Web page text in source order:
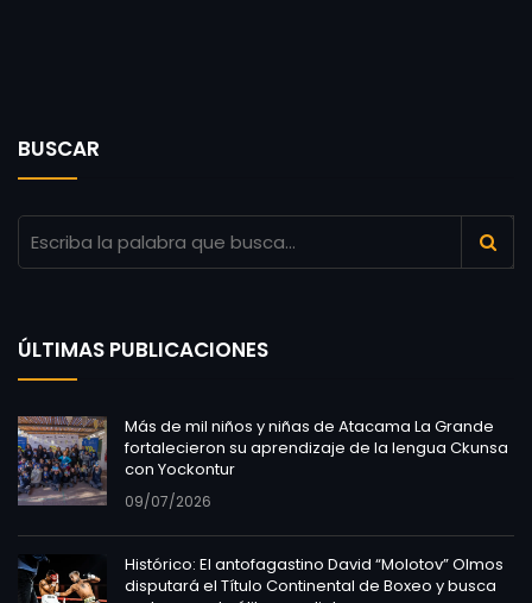
BUSCAR
ÚLTIMAS PUBLICACIONES
Más de mil niños y niñas de Atacama La Grande
fortalecieron su aprendizaje de la lengua Ckunsa
con Yockontur
09/07/2026
Histórico: El antofagastino David “Molotov” Olmos
disputará el Título Continental de Boxeo y busca